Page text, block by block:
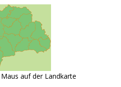
auf der Landkarte